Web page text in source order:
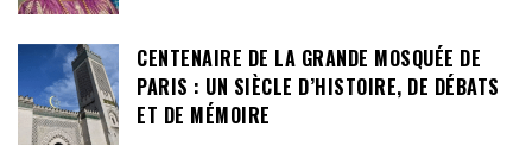
CENTENAIRE DE LA GRANDE MOSQUÉE DE
PARIS : UN SIÈCLE D’HISTOIRE, DE DÉBATS
ET DE MÉMOIRE